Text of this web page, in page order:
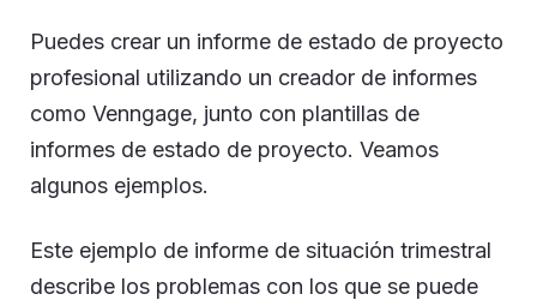
Puedes crear un informe de estado de proyecto
profesional utilizando un creador de informes
como Venngage, junto con plantillas de
informes de estado de proyecto. Veamos
algunos ejemplos.
Este ejemplo de informe de situación trimestral
describe los problemas con los que se puede